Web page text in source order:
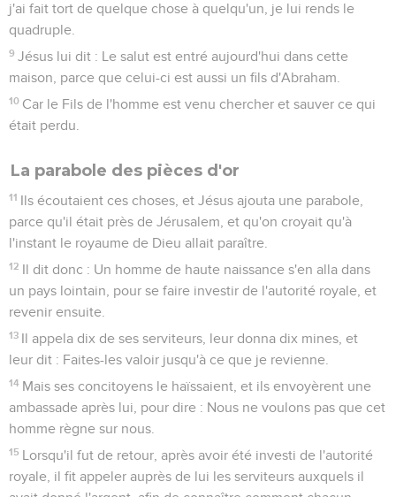
j'ai fait tort de quelque chose à quelqu'un, je lui rends le
quadruple.
9 Jésus lui dit : Le salut est entré aujourd'hui dans cette
maison, parce que celui-ci est aussi un fils d'Abraham.
10 Car le Fils de l'homme est venu chercher et sauver ce qui
était perdu.
La parabole des pièces d'or
11 Ils écoutaient ces choses, et Jésus ajouta une parabole,
parce qu'il était près de Jérusalem, et qu'on croyait qu'à
l'instant le royaume de Dieu allait paraître.
12 Il dit donc : Un homme de haute naissance s'en alla dans
un pays lointain, pour se faire investir de l'autorité royale, et
revenir ensuite.
13 Il appela dix de ses serviteurs, leur donna dix mines, et
leur dit : Faites-les valoir jusqu'à ce que je revienne.
14 Mais ses concitoyens le haïssaient, et ils envoyèrent une
ambassade après lui, pour dire : Nous ne voulons pas que cet
homme règne sur nous.
15 Lorsqu'il fut de retour, après avoir été investi de l'autorité
royale, il fit appeler auprès de lui les serviteurs auxquels il